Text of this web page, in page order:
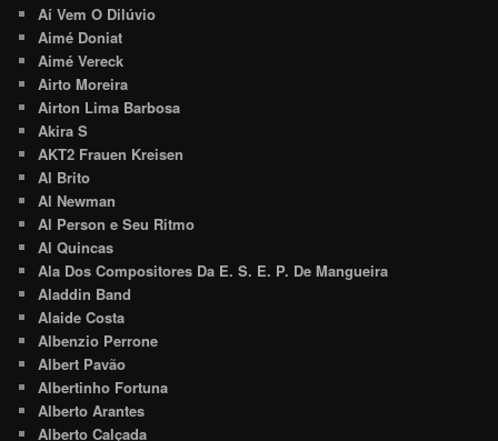
Aí Vem O Dilúvio
Aimé Doniat
Aimé Vereck
Airto Moreira
Airton Lima Barbosa
Akira S
AKT2 Frauen Kreisen
Al Brito
Al Newman
Al Person e Seu Ritmo
Al Quincas
Ala Dos Compositores Da E. S. E. P. De Mangueira
Aladdin Band
Alaide Costa
Albenzio Perrone
Albert Pavão
Albertinho Fortuna
Alberto Arantes
Alberto Calçada